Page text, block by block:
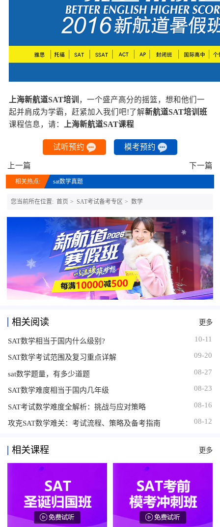
上海新航道SAT培训 ，一个盛产高分的摇篮，想和他们一
起并肩成为学霸，赶紧加入我们吧!了解新航道SAT培训班
课程信息，请：
上海新航道SAT课程
试听预约 模考预约
上一篇 下一篇
相关热点: sat数学真题
您当前所在位置: 首页 SAT考试备考专区 数学
相关阅读 更多
SAT数学相当于国内什么级别? 10-11
SAT数学考试范围及复习重点详解 09-20
sat数学题量，有多少道题 08-27
SAT数学难度相当于国内几年级 08-23
SAT考试数学难度全解析：挑战与应对策略 08-16
攻克SAT数学难关：考试流程、策略及备考指南 08-12
相关课程 更多